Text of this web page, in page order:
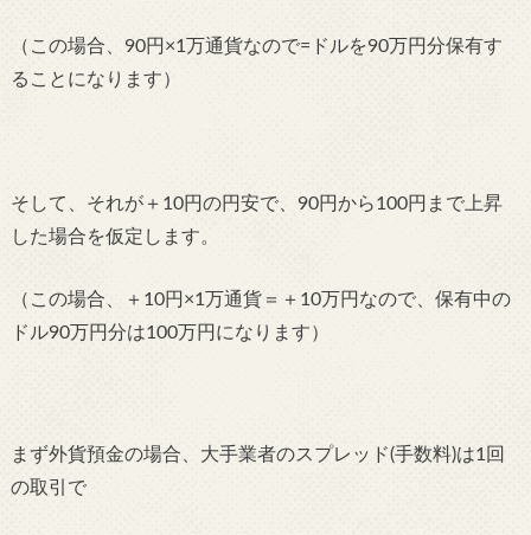
（この場合、90円×1万通貨なので=ドルを90万円分保有す
ることになります）
そして、それが＋10円の円安で、90円から100円まで上昇
した場合を仮定します。
（この場合、＋10円×1万通貨＝＋10万円なので、保有中の
ドル90万円分は100万円になります）
まず外貨預金の場合、大手業者のスプレッド(手数料)は1回
の取引で